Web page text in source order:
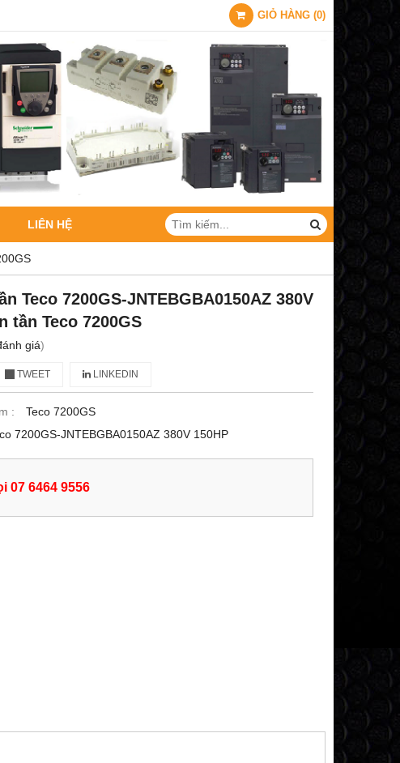
GIỎ HÀNG (0)
LIÊN HỆ
Teco 7200GS-JNTEBGBA0150AZ 380V
tần Teco 7200GS
giá)
TWEET LINKEDIN
:
Teco 7200GS
7200GS-JNTEBGBA0150AZ 380V 150HP
07 6464 9556